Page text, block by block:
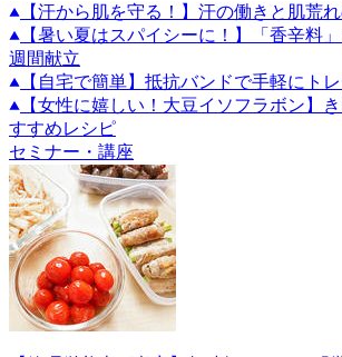
【汗から肌を守る！】汗の働きと肌荒
【暑い夏はスパイシーに！】「香辛料
週間献立
【自宅で簡単】抵抗バンドで手軽にトレ
【女性に嬉しい！大豆イソフラボン】
すすめレシピ
セミナー・講座